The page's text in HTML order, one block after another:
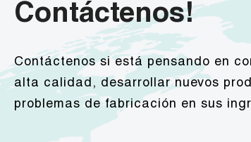
Contáctenos!
Contáctenos si está pensando en
alta calidad, desarrollar nuevos
problemas de fabricación en sus